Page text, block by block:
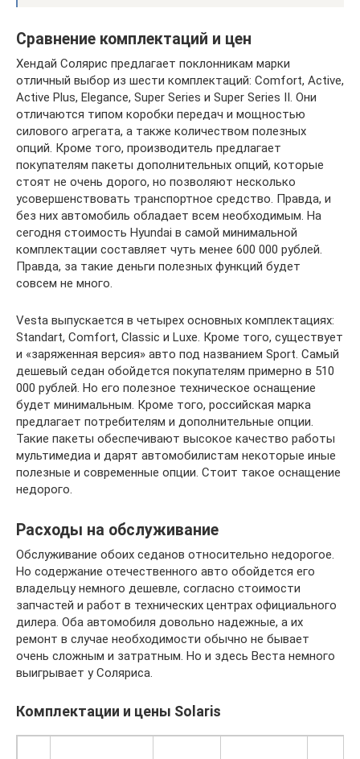
Сравнение комплектаций и цен
Хендай Солярис предлагает поклонникам марки
отличный выбор из шести комплектаций: Comfort, Active,
Active Plus, Elegance, Super Series и Super Series II. Они
отличаются типом коробки передач и мощностью
силового агрегата, а также количеством полезных
опций. Кроме того, производитель предлагает
покупателям пакеты дополнительных опций, которые
стоят не очень дорого, но позволяют несколько
усовершенствовать транспортное средство. Правда, и
без них автомобиль обладает всем необходимым. На
сегодня стоимость Hyundai в самой минимальной
комплектации составляет чуть менее 600 000 рублей.
Правда, за такие деньги полезных функций будет
совсем не много.
Vesta выпускается в четырех основных комплектациях:
Standart, Comfort, Classic и Luxe. Кроме того, существует
и «заряженная версия» авто под названием Sport. Самый
дешевый седан обойдется покупателям примерно в 510
000 рублей. Но его полезное техническое оснащение
будет минимальным. Кроме того, российская марка
предлагает потребителям и дополнительные опции.
Такие пакеты обеспечивают высокое качество работы
мультимедиа и дарят автомобилистам некоторые иные
полезные и современные опции. Стоит такое оснащение
недорого.
Расходы на обслуживание
Обслуживание обоих седанов относительно недорогое.
Но содержание отечественного авто обойдется его
владельцу немного дешевле, согласно стоимости
запчастей и работ в технических центрах официального
дилера. Оба автомобиля довольно надежные, а их
ремонт в случае необходимости обычно не бывает
очень сложным и затратным. Но и здесь Веста немного
выигрывает у Соляриса.
Комплектации и цены Solaris